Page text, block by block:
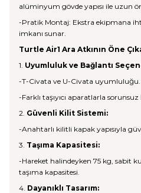
alüminyum gövde yapısı ile uzun
-Pratik Montaj: Ekstra ekipmana
imkanı sunar.
Turtle Air1 Ara Atkının Öne
1. Uyumluluk ve Bağlantı
-T-Civata ve U-Civata uyumluluğu.
-Farklı taşıyıcı aparatlarla
2. Güvenli Kilit Sistemi:
-Anahtarlı kilitli kapak yapısıyla
3. Taşıma Kapasitesi:
-Hareket halindeyken 75 kg, sabit
taşıma kapasitesi.
4. Dayanıklı Tasarım: